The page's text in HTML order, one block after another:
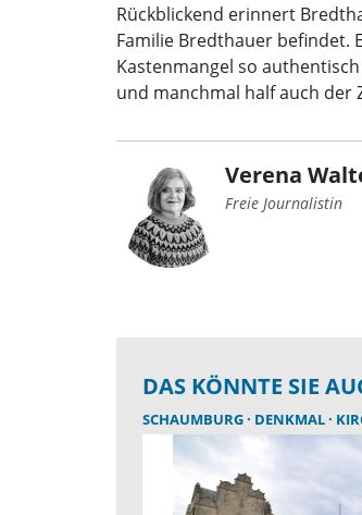
Rückblickend erinnert
Familie Bredthauer befindet.
Kastenmangel so
und manchmal half auch der
Verena
Freie Journalistin
DAS KÖNNTE SIE
SCHAUMBURG DENKMAL